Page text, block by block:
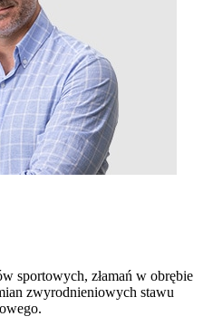
sportowych, złamań w obrębie
zwyrodnieniowych stawu